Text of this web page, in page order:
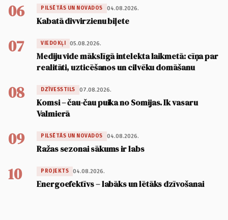
06 PILSĒTĀS UN NOVADOS 04.08.2026.
Kabatā divvirzienu biļete
07 VIEDOKĻI 05.08.2026.
Mediju vide mākslīgā intelekta laikmetā: cīņa par
realitāti, uzticēšanos un cilvēku domāšanu
08 DZĪVESSTILS 07.08.2026.
Komsi – čau-čau puika no Somijas. Ik vasaru
Valmierā
09 PILSĒTĀS UN NOVADOS 04.08.2026.
Ražas sezonai sākums ir labs
10 PROJEKTS 04.08.2026.
Energoefektīvs – labāks un lētāks dzīvošanai